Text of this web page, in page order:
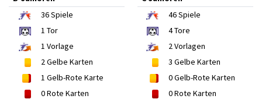
36Spiele
1 Tor
1 Vorlage
2Gelbe Karten
1 Gelb-Rote Karte
0Rote Karten
46Spiele
4Tore
2Vorlagen
3 Gelbe Karten
0Gelb-Rote Karten
0Rote Karten